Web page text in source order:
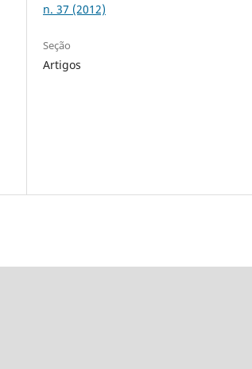
n. 37 (2012)
Seção
Artigos